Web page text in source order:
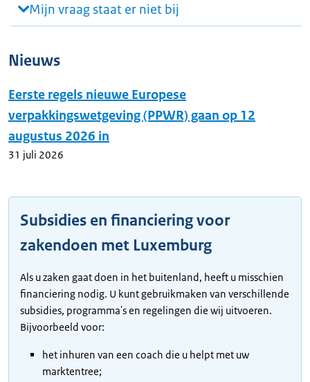
Mijn vraag staat er niet bij
Nieuws
Eerste regels nieuwe Europese
verpakkingswetgeving (PPWR) gaan op 12
augustus 2026 in
31 juli 2026
Subsidies en financiering voor
zakendoen met Luxemburg
Als u zaken gaat doen in het buitenland, heeft u misschien
financiering nodig. U kunt gebruikmaken van verschillende
subsidies, programma's en regelingen die wij uitvoeren.
Bijvoorbeeld voor:
het inhuren van een coach die u helpt met uw
marktentree;